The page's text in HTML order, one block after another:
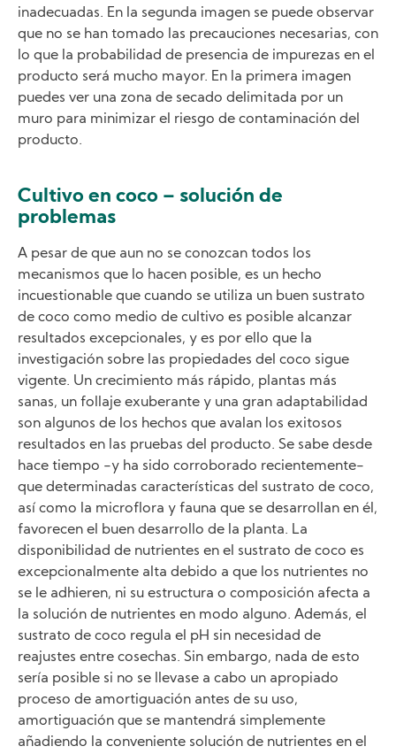
inadecuadas. En la segunda imagen se puede observar
que no se han tomado las precauciones necesarias, con
lo que la probabilidad de presencia de impurezas en el
producto será mucho mayor. En la primera imagen
puedes ver una zona de secado delimitada por un
muro para minimizar el riesgo de contaminación del
producto.
Cultivo en coco – solución de
problemas
A pesar de que aun no se conozcan todos los
mecanismos que lo hacen posible, es un hecho
incuestionable que cuando se utiliza un buen sustrato
de coco como medio de cultivo es posible alcanzar
resultados excepcionales, y es por ello que la
investigación sobre las propiedades del coco sigue
vigente. Un crecimiento más rápido, plantas más
sanas, un follaje exuberante y una gran adaptabilidad
son algunos de los hechos que avalan los exitosos
resultados en las pruebas del producto. Se sabe desde
hace tiempo -y ha sido corroborado recientemente-
que determinadas características del sustrato de coco,
así como la microflora y fauna que se desarrollan en él,
favorecen el buen desarrollo de la planta. La
disponibilidad de nutrientes en el sustrato de coco es
excepcionalmente alta debido a que los nutrientes no
se le adhieren, ni su estructura o composición afecta a
la solución de nutrientes en modo alguno. Además, el
sustrato de coco regula el pH sin necesidad de
reajustes entre cosechas. Sin embargo, nada de esto
sería posible si no se llevase a cabo un apropiado
proceso de amortiguación antes de su uso,
amortiguación que se mantendrá simplemente
añadiendo la conveniente solución de nutrientes en el